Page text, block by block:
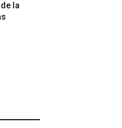
la